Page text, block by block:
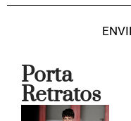
Porta
Retratos